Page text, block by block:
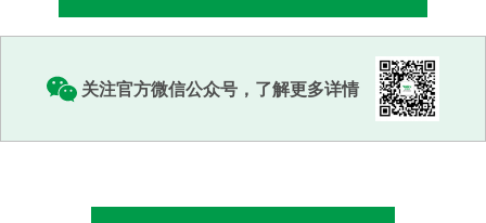
关注官方微信公众号，了解更多详情